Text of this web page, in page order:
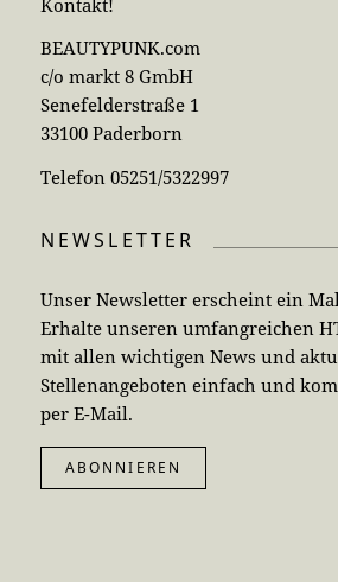
BEAUTYPUNK.com
c/o markt 8 GmbH
Senefelderstraße 1
33100 Paderborn
Telefon 05251/5322997
NEWSLETTER
Unser Newsletter erscheint ein
Erhalte unseren umfangreichen
mit allen wichtigen News und
Stellenangeboten einfach und
per E-Mail.
ABONNIEREN